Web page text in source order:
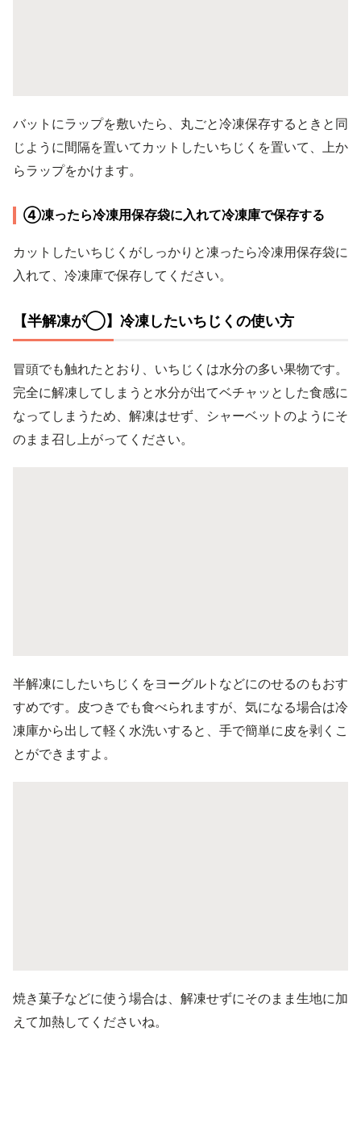
バットにラップを敷いたら、丸ごと冷凍保存するときと同
じように間隔を置いてカットしたいちじくを置いて、上か
らラップをかけます。
④凍ったら冷凍用保存袋に入れて冷凍庫で保存する
カットしたいちじくがしっかりと凍ったら冷凍用保存袋に
入れて、冷凍庫で保存してください。
【半解凍が◯】冷凍したいちじくの使い方
冒頭でも触れたとおり、いちじくは水分の多い果物です。
完全に解凍してしまうと水分が出てベチャッとした食感に
なってしまうため、解凍はせず、シャーベットのようにそ
のまま召し上がってください。
半解凍にしたいちじくをヨーグルトなどにのせるのもおす
すめです。皮つきでも食べられますが、気になる場合は冷
凍庫から出して軽く水洗いすると、手で簡単に皮を剥くこ
とができますよ。
焼き菓子などに使う場合は、解凍せずにそのまま生地に加
えて加熱してくださいね。